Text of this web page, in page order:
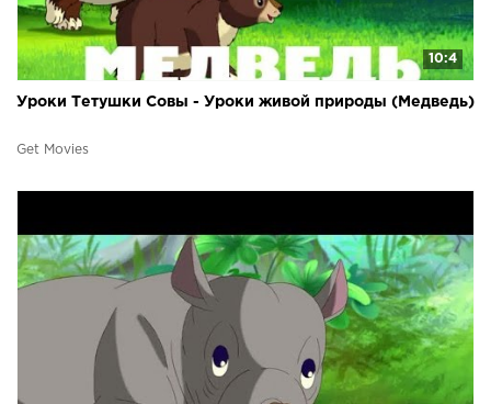
10:4
Уроки Тетушки Совы - Уроки живой природы (Медведь)
Get Movies